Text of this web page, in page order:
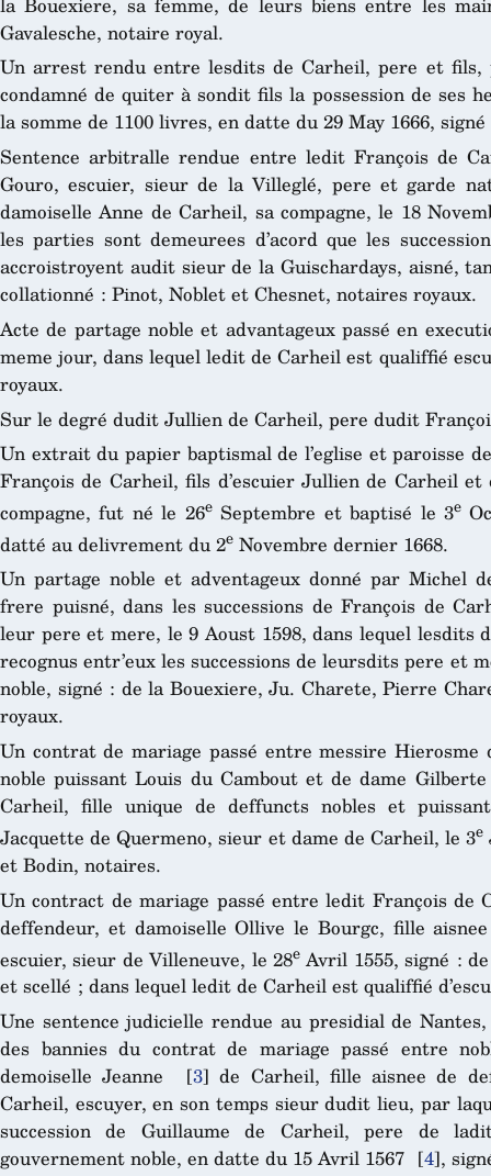
Gavalesche, notaire royal.
Un arrest rendu entre lesdits de Carheil, pere et
condamné de quiter à sondit fils la possession de ses
la somme de 1100 livres, en datte du 29 May 1666,
Sentence arbitralle rendue entre ledit François de
Gouro, escuier, sieur de la Villeglé, pere et garde
damoiselle Anne de Carheil, sa compagne, le 18
les parties sont demeurees d’acord que les
accroistroyent audit sieur de la Guischardays, aisné,
collationné : Pinot, Noblet et Chesnet, notaires royaux.
Acte de partage noble et advantageux passé en
meme jour, dans lequel ledit de Carheil est qualiffié
royaux.
Sur le degré dudit Jullien de Carheil, pere dudit
Un extrait du papier baptismal de l’eglise et paroisse
François de Carheil, fils d’escuier Jullien de Carheil
compagne, fut né le 26eSeptembre et baptisé le 3e
datté au delivrement du 2e Novembre dernier 1668.
Un partage noble et adventageux donné par Michel
frere puisné, dans les successions de François de
leur pere et mere, le 9 Aoust 1598, dans lequel lesdits
recognus entr’eux les successions de leursdits pere et
noble, signé : de la Bouexiere, Ju. Charete, Pierre
royaux.
Un contrat de mariage passé entre messire
noble puissant Louis du Cambout et de dame
Carheil, fille unique de deffuncts nobles et
Jacquette de Quermeno, sieur et dame de Carheil, le 3e
et Bodin, notaires.
Un contract de mariage passé entre ledit François de
deffendeur, et damoiselle Ollive le Bourgc, fille
escuier, sieur de Villeneuve, le 28eAvril 1555, signé :
et scellé ; dans lequel ledit de Carheil est qualiffié
Une sentence judicielle rendue au presidial de
des bannies du contrat de mariage passé entre
demoiselle Jeanne
[3] de Carheil, fille aisnee de
Carheil, escuyer, en son temps sieur dudit lieu, par
succession de Guillaume de Carheil, pere de
gouvernement noble, en datte du 15 Avril 1567 [4],